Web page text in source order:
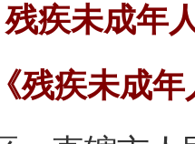
残疾未成年
残疾未成